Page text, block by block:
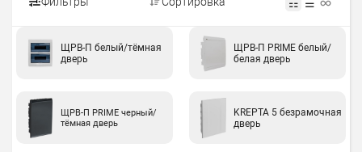
☷ ☰
ЩРВ-П белый/тёмная
дверь
ЩРВ-П PRIME белый/
белая дверь
ЩРВ-П PRIME черный/
тёмная дверь
KREPTA 5 безрамочная
дверь